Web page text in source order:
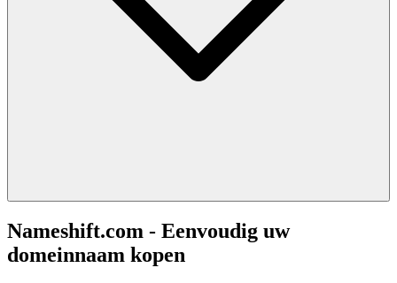
Nameshift.com - Eenvoudig uw
domeinnaam kopen